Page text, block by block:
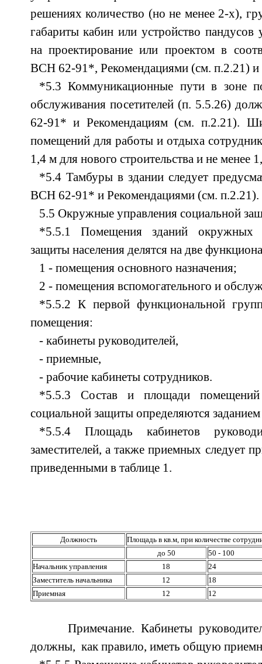
решениях количество (но не менее 2-х),
габариты кабин или устройство пандусов
на проектирование или проектом в
ВСН 62-91*, Рекомендациями (см. п.2.21)
*5.3 Коммуникационные пути в зоне
обслуживания посетителей (п. 5.5.26)
62-91* и Рекомендациям (см. п.2.21).
помещений для работы и отдыха
1,4 м для нового строительства и не менее
*5.4 Тамбуры в здании следует
ВСН 62-91* и Рекомендациями (см. п.2.21).
5.5 Окружные управления социальной
*5.5.1 Помещения зданий окружных
защиты населения делятся на две
1 - помещения основного назначения;
2 - помещения вспомогательного и
*5.5.2 К первой функциональной
помещения:
- кабинеты руководителей,
- приемные,
- рабочие кабинеты сотрудников.
*5.5.3 Состав и площади помещений
социальной защиты определяются
*5.5.4 Площадь кабинетов
заместителей, а также приемных следует
приведенными в таблице 1.
Должность
Площадь в кв.м, при количестве
до 50
50 - 100
Начальник управления
18
24
Заместитель начальника
12
18
Приемная
12 12
Примечание. Кабинеты
должны, как правило, иметь общую